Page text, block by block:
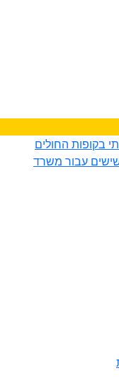
בקופות החולים
עבור משרד